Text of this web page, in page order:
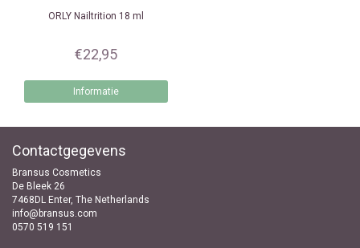
ORLY Nailtrition 18 ml
€22,95
Informatie
Contactgegevens
Bransus Cosmetics
De Bleek 26
7468DL Enter, The Netherlands
info@bransus.com
0570 519 151